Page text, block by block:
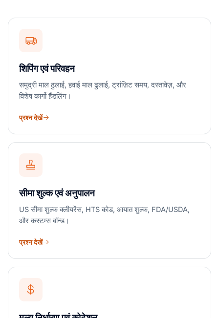
शिपिंग एवं परिवहन
समुद्री माल ढुलाई, हवाई माल ढुलाई, ट्रांज़िट समय, दस्तावेज़, और
विशेष कार्गो हैंडलिंग।
प्रश्न देखें
सीमा शुल्क एवं अनुपालन
US सीमा शुल्क क्लीयरेंस, HTS कोड, आयात शुल्क, FDA/USDA,
और कस्टम्स बॉन्ड।
प्रश्न देखें